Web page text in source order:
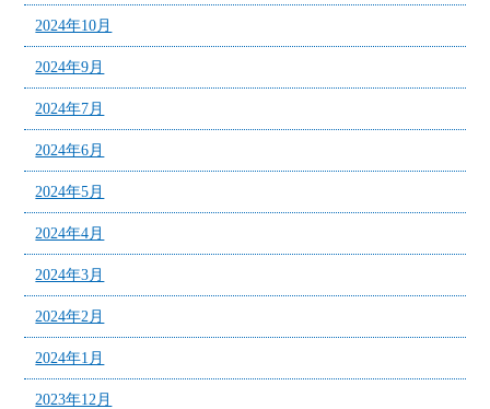
2024年10月
2024年9月
2024年7月
2024年6月
2024年5月
2024年4月
2024年3月
2024年2月
2024年1月
2023年12月